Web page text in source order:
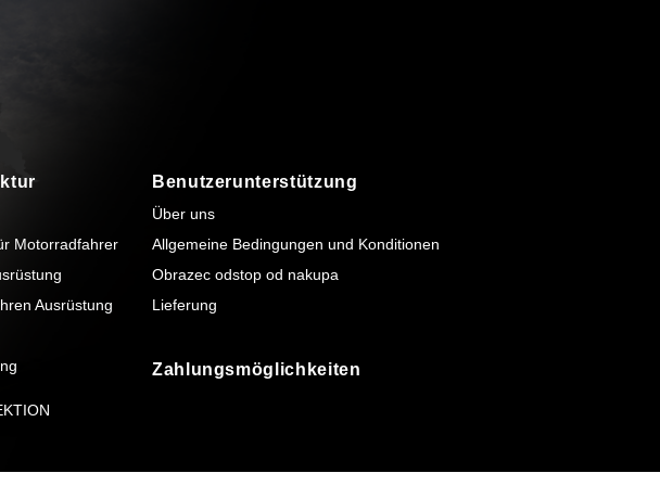
Motorradfahrer
Ausrüstung
Benutzerunterstützung
Über uns
Allgemeine Bedingungen und Konditionen
Obrazec odstop od nakupa
Lieferung
Zahlungsmöglichkeiten